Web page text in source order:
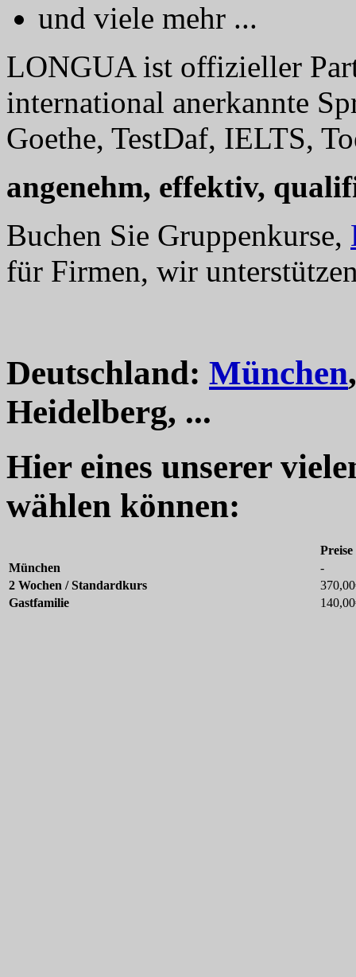
und viele mehr ...
LONGUA ist offizieller
international anerkannte
Goethe, TestDaf, IELTS,
angenehm, effektiv,
Buchen Sie Gruppenkurse,
für Firmen, wir
Deutschland: München
Heidelberg, ...
Hier eines unserer
wählen können:
Preise
München
-
2 Wochen / Standardkurs
Gastfamilie